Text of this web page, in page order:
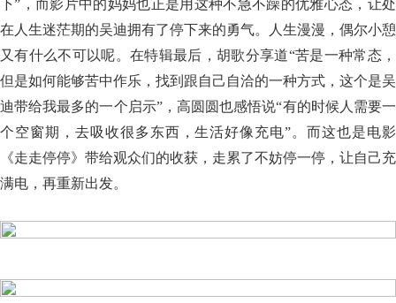
下”，而影片中的妈妈也正是用这种不急不躁的优雅心态，让处
在人生迷茫期的吴迪拥有了停下来的勇气。人生漫漫，偶尔小憩
又有什么不可以呢。在特辑最后，胡歌分享道“苦是一种常态，
但是如何能够苦中作乐，找到跟自己自洽的一种方式，这个是吴
迪带给我最多的一个启示”，高圆圆也感悟说“有的时候人需要一
个空窗期，去吸收很多东西，生活好像充电”。而这也是电影
《走走停停》带给观众们的收获，走累了不妨停一停，让自己充
满电，再重新出发。